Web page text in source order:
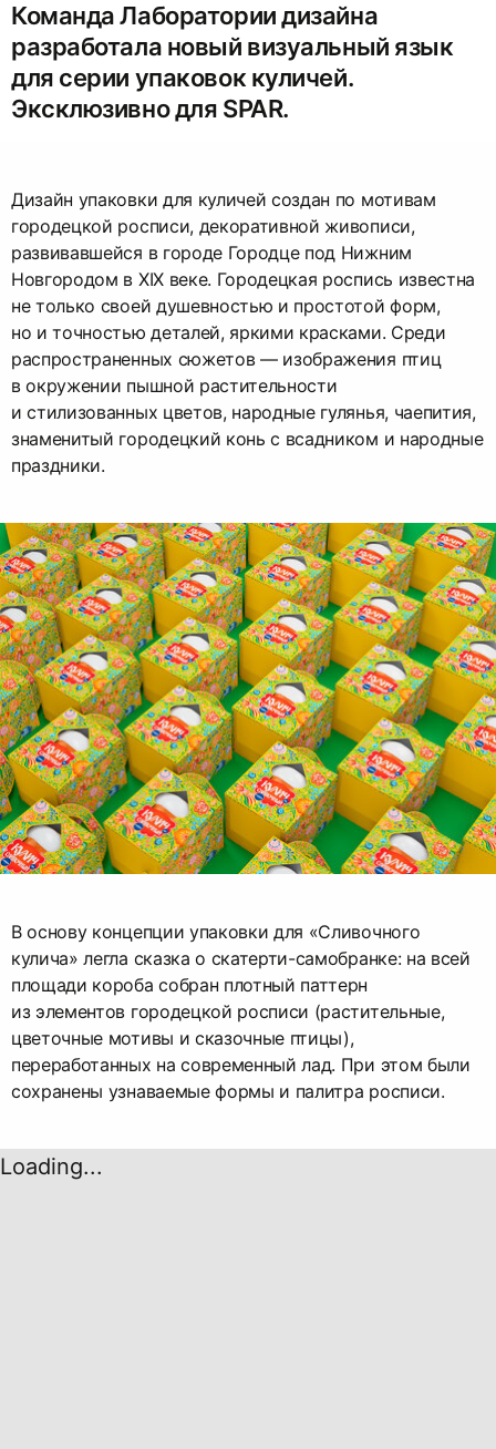
Команда Лаборатории дизайна
разработала новый визуальный язык
для серии упаковок куличей.
Эксклюзивно для SPAR.
Дизайн упаковки для куличей создан по мотивам
городецкой росписи, декоративной живописи,
развивавшейся в городе Городце под Нижним
Новгородом в XIX веке. Городецкая роспись известна
не только своей душевностью и простотой форм,
но и точностью деталей, яркими красками. Среди
распространенных сюжетов — изображения птиц
в окружении пышной растительности
и стилизованных цветов, народные гулянья, чаепития,
знаменитый городецкий конь с всадником и народные
праздники.
В основу концепции упаковки для «Сливочного
кулича» легла сказка о скатерти-самобранке: на всей
площади короба собран плотный паттерн
из элементов городецкой росписи (растительные,
цветочные мотивы и сказочные птицы),
переработанных на современный лад. При этом были
сохранены узнаваемые формы и палитра росписи.
Loading...